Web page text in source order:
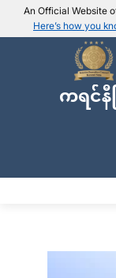
An Official Website
Here’s how you
IEC official
Usually end with
Trusted
Secure
ကရင်